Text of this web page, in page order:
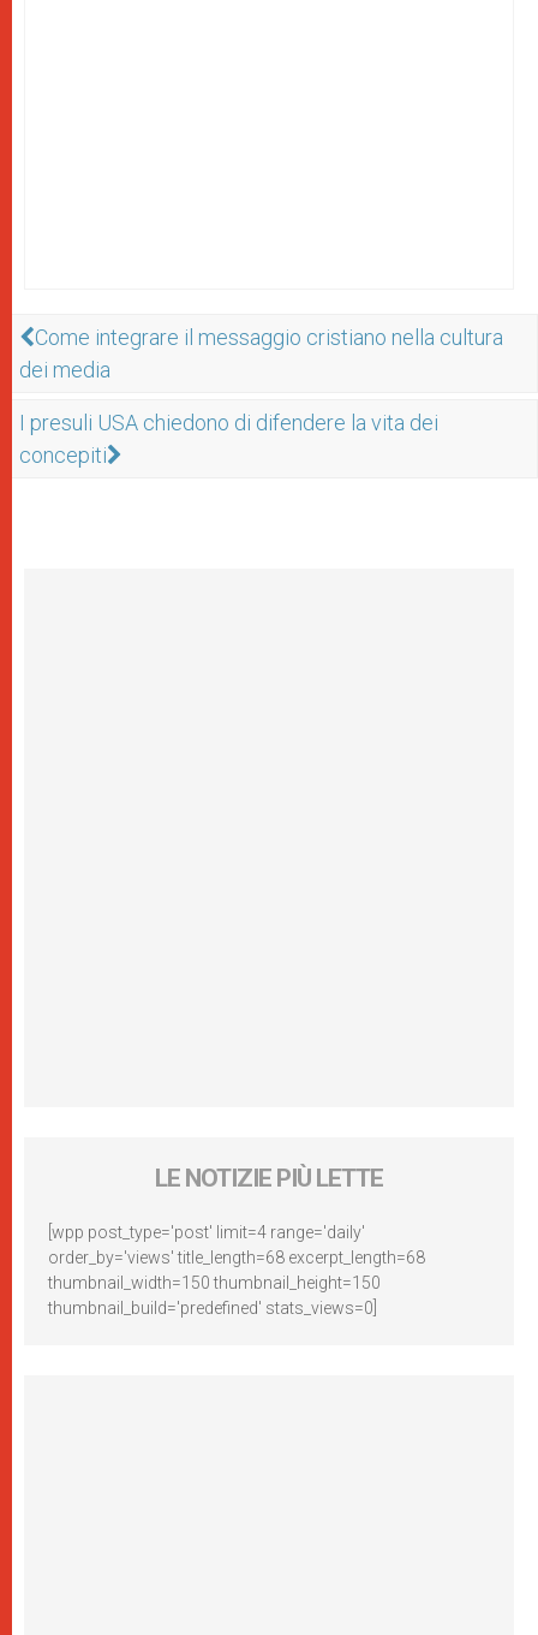
Come integrare il messaggio cristiano nella cultura
dei media
I presuli USA chiedono di difendere la vita dei
concepiti
LE NOTIZIE PIÙ LETTE
[wpp post_type='post' limit=4 range='daily'
order_by='views' title_length=68 excerpt_length=68
thumbnail_width=150 thumbnail_height=150
thumbnail_build='predefined' stats_views=0]